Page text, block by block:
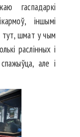
гаспадаркі
іншымі
тут, шмат у чым
раслінных і
але і